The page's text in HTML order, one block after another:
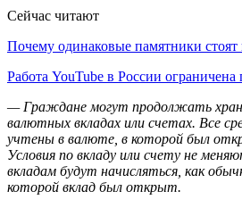
Сейчас читают
Почему одинаковые памятники стоят
Работа YouTube в России
— Граждане могут продолжать
валютных вкладах или счетах. Все
учтены в валюте, в которой был
Условия по вкладу или счету не
вкладам будут начисляться, как
которой вклад был открыт.